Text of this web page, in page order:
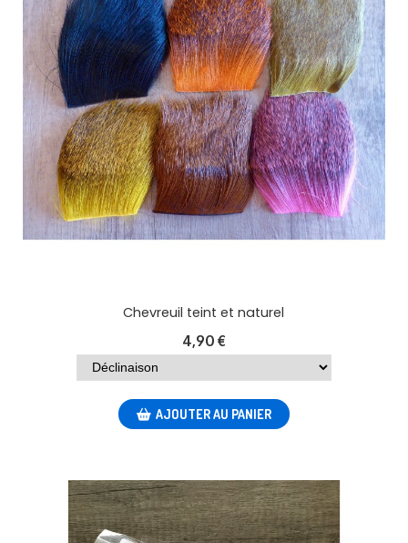
Chevreuil teint et naturel
4,90 €
AJOUTER AU PANIER